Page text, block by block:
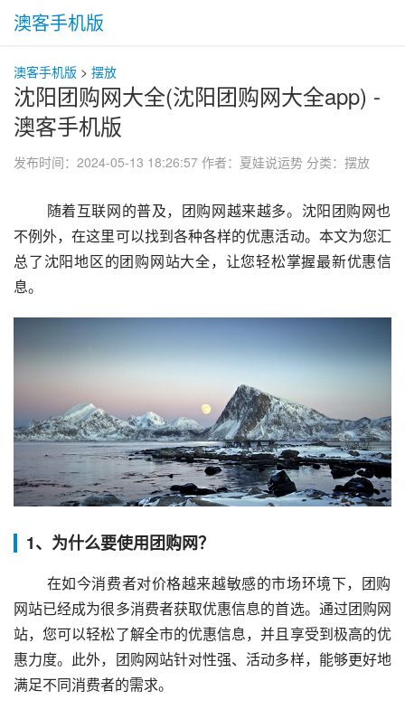
澳客手机版
澳客手机版 > 摆放
沈阳团购网大全(沈阳团购网大全app) -
澳客手机版
发布时间：2024-05-13 18:26:57 作者：夏娃说运势 分类： 摆放
不例外，在这里可以找到各种各样的优惠活动。本文为您汇
总了沈阳地区的团购网站大全，让您轻松掌握最新优惠信
息。
1、为什么要使用团购网？
网站已经成为很多消费者获取优惠信息的首选。通过团购网
站，您可以轻松了解全市的优惠信息，并且享受到极高的优
惠力度。此外，团购网站针对性强、活动多样，能够更好地
满足不同消费者的需求。